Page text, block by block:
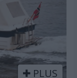
PLUS